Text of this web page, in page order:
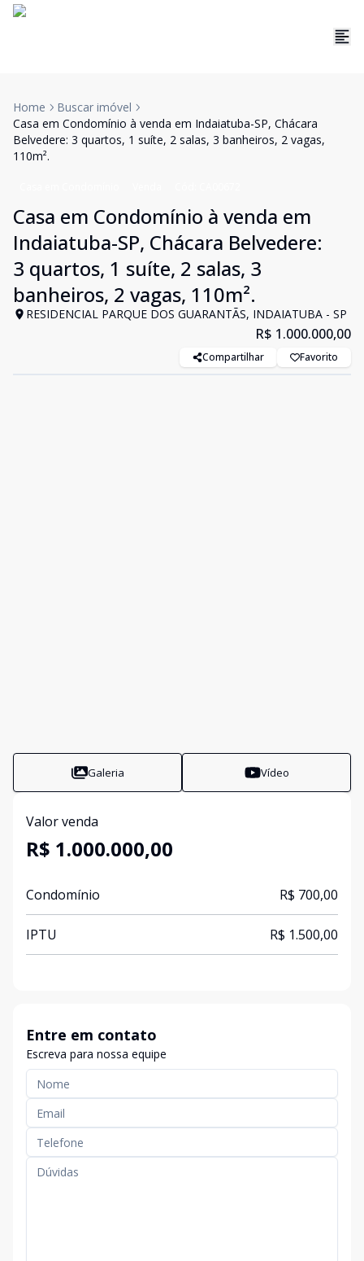
Home
Buscar imóvel
Casa em Condomínio à venda em Indaiatuba-SP, Chácara
Belvedere: 3 quartos, 1 suíte, 2 salas, 3 banheiros, 2 vagas,
110m².
Casa em Condomínio à venda em
Indaiatuba-SP, Chácara Belvedere:
3 quartos, 1 suíte, 2 salas, 3
banheiros, 2 vagas, 110m².
RESIDENCIAL PARQUE DOS GUARANTÃS, INDAIATUBA - SP
R$ 1.000.000,00
Compartilhar Favorito
Galeria Vídeo
Valor venda
R$ 1.000.000,00
Condomínio R$ 700,00
IPTU R$ 1.500,00
Entre em contato
Escreva para nossa equipe